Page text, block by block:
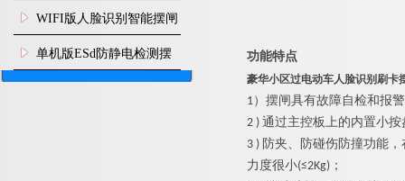
闸机食堂消费摆闸
WIFI版人脸识别智能摆闸
机
单机版ESd防静电检测摆
闸机
功能特点
豪华小区过电动车人脸识别刷卡
1） 摆闸具有故障自检和报
2 ) 通过主控板上的内置小
3 ) 防夹、防碰伤防撞功能
力度很小(≤2Kg)；